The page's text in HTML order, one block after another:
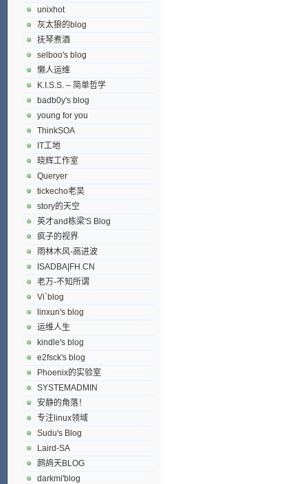
unixhot
灰太狼的blog
抚琴煮酒
selboo's blog
懒人运维
K.I.S.S. – 简单哲学
badb0y's blog
young for you
ThinkSOA
IT工地
晓辉工作室
Queryer
tickecho老吴
story的天空
英才and栋梁'S Blog
疯子的视界
雨林木风-高进波
ISADBA|FH.CN
老万-不知所谓
Vi`blog
linxun's blog
运维人生
kindle's blog
e2fsck's blog
Phoenix的实验室
SYSTEMADMIN
安静的角落！
专注linux领域
Sudu's Blog
Laird-SA
鹧鸪天BLOG
darkmi'blog